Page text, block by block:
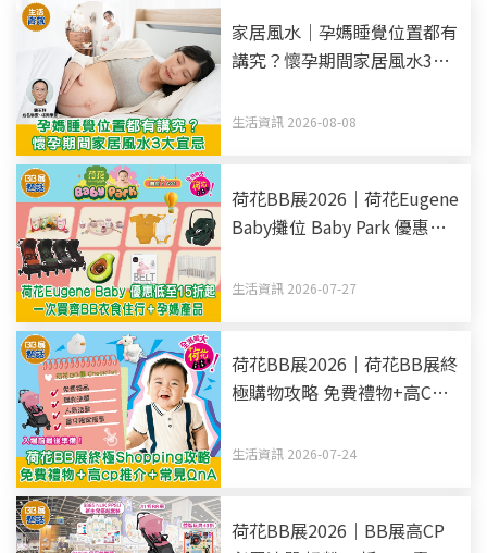
家居風水｜孕媽睡覺位置都有
講究？懷孕期間家居風水3大
生活資訊 2026-08-08
荷花BB展2026｜荷花Eugene
Baby攤位 Baby Park 優惠低
行+孕媽產品
生活資訊 2026-07-27
荷花BB展2026｜荷花BB展終
極購物攻略 免費禮物+高CP
備！
生活資訊 2026-07-24
荷花BB展2026｜BB展高CP